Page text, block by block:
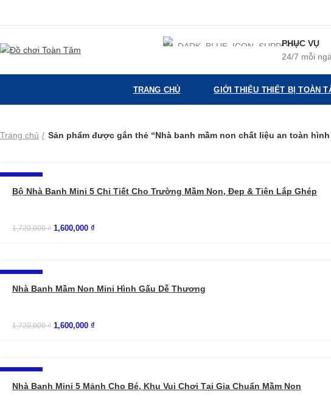
PHỤC VỤ
24/7 mỗi
TRANG CHỦ GIỚI THIỆU THIẾT BỊ TOÀN
Trang chủ Sản phẩm được gắn thẻ “Nhà banh mầm non chất liệu an toàn hình
Bộ Nhà Banh Mini 5 Chi Tiết Cho Trường Mầm Non, Đẹp & Tiện Lắp Ghép
1,720,000₫ 1,600,000 ₫
Nhà Banh Mầm Non Mini Hình Gấu Dễ Thương
1,720,000₫ 1,600,000 ₫
Nhà Banh Mini 5 Mảnh Cho Bé, Khu Vui Chơi Tại Gia Chuẩn Mầm Non